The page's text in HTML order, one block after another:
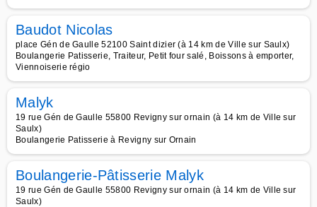
Baudot Nicolas
place Gén de Gaulle 52100 Saint dizier (à 14 km de Ville sur Saulx)
Boulangerie Patisserie, Traiteur, Petit four salé, Boissons à emporter,
Viennoiserie régio
Malyk
19 rue Gén de Gaulle 55800 Revigny sur ornain (à 14 km de Ville sur
Saulx)
Boulangerie Patisserie à Revigny sur Ornain
Boulangerie-Pâtisserie Malyk
19 rue Gén de Gaulle 55800 Revigny sur ornain (à 14 km de Ville sur
Saulx)